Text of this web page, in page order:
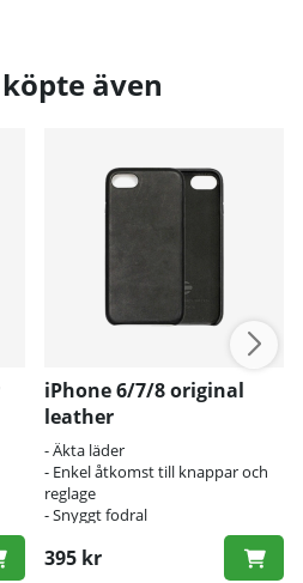
även
iPhone 6/7/8 original
leather
- Äkta läder
- Enkel åtkomst till knappar och
reglage
- Snyggt fodral
395 kr